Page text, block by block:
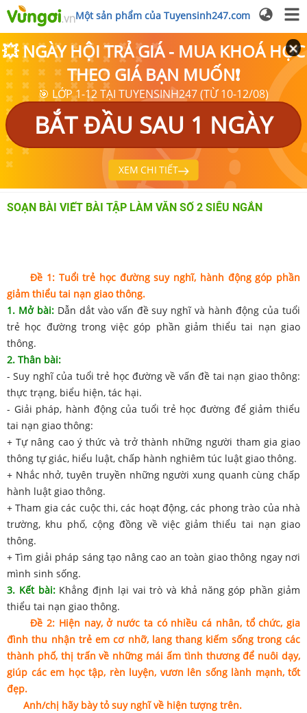
Một sản phẩm của Tuyensinh247.com
💥 NGÀY HỘI TRẢ GIÁ - MUA KHOÁ HỌC
THEO GIÁ BẠN MUỐN❗
🎯 LỚP 1-12 TẠI TUYENSINH247 (TỪ 10-12/08)
BẮT ĐẦU SAU 1 NGÀY
XEM CHI TIẾT
SOẠN BÀI VIẾT BÀI TẬP LÀM VĂN SỐ 2 SIÊU NGẮN
Đề 1: Tuổi trẻ học đường suy nghĩ, hành động góp phần
giảm thiểu tai nạn giao thông.
1. Mở bài:Dẫn dắt vào vấn đề suy nghĩ và hành động của tuổi
trẻ học đường trong việc góp phần giảm thiểu tai nạn giao
thông.
2. Thân bài:
- Suy nghĩ của tuổi trẻ học đường về vấn đề tai nạn giao thông:
thực trạng, biểu hiện, tác hại.
- Giải pháp, hành động của tuổi trẻ học đường để giảm thiểu
tai nạn giao thông:
+ Tự nâng cao ý thức và trở thành những người tham gia giao
thông tự giác, hiểu luật, chấp hành nghiêm túc luật giao thông.
+ Nhắc nhở, tuyên truyền những người xung quanh cùng chấp
hành luật giao thông.
+ Tham gia các cuộc thi, các hoạt động, các phong trào của nhà
trường, khu phố, cộng đồng về việc giảm thiểu tai nạn giao
thông.
+ Tìm giải pháp sáng tạo nâng cao an toàn giao thông ngay nơi
mình sinh sống.
3. Kết bài: Khẳng định lại vai trò và khả năng góp phần giảm
thiểu tai nạn giao thông.
Đề 2: Hiện nay, ở nước ta có nhiều cá nhân, tổ chức, gia
đình thu nhận trẻ em cơ nhỡ, lang thang kiếm sống trong các
thành phố, thị trấn về những mái ấm tình thương để nuôi dạy,
giúp các em học tập, rèn luyện, vươn lên sống lành mạnh, tốt
đẹp.
Anh/chị hãy bày tỏ suy nghĩ về hiện tượng trên.